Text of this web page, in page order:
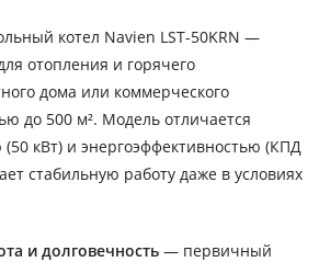
котел Navien LST-50KRN —
отопления и горячего
дома или коммерческого
до 500 м². Модель отличается
кВт) и энергоэффективностью (КПД
стабильную работу даже в условиях
и долговечность — первичный